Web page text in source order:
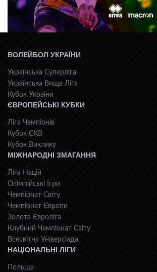
ВОЛЕЙБОЛ УКРАЇНИ
Українська Суперліга
Українська Вища Ліга
Кубок України
ЄВРОПЕЙСЬКІ КУБКИ
Ліга Чемпіонів
Кубок ЄКВ
Кубок Виклику
МІЖНАРОДНІ ЗМАГАННЯ
Ліга Націй
Олімпійські Ігри
Чемпіонат Світу
Чемпіонат Європи
Золота Євроліга
Клубний Чемпіонат Світу
Всесвiтня Унiверсiaда
НАЦІОНАЛЬНІ ЛІГИ
Польща